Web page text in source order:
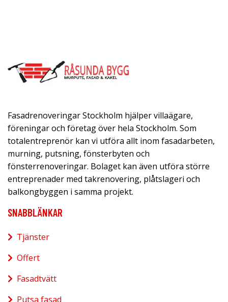
Fasadrenoveringar Stockholm hjälper villaägare,
föreningar och företag över hela Stockholm. Som
totalentreprenör kan vi utföra allt inom fasadarbeten,
murning, putsning, fönsterbyten och
fönsterrenoveringar. Bolaget kan även utföra större
entreprenader med takrenovering, plåtslageri och
balkongbyggen i samma projekt.
SNABBLÄNKAR
Tjänster
Offert
Fasadtvätt
Putsa fasad